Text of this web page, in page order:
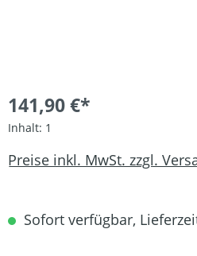
141,90 €*
Inhalt: 1
Preise inkl. MwSt. zzgl.
Sofort verfügbar,